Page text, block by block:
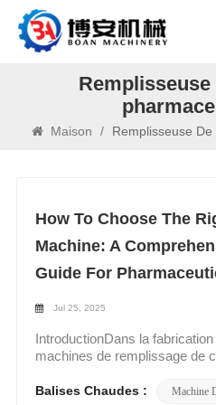
Maison / Remplisseuse
How To Choose The
Machine: A
Guide For
Jul 25, 2025
IntroductionDans la
machines de remplissage de
opérationnelle ont un impact
Balises Chaudes : Machine